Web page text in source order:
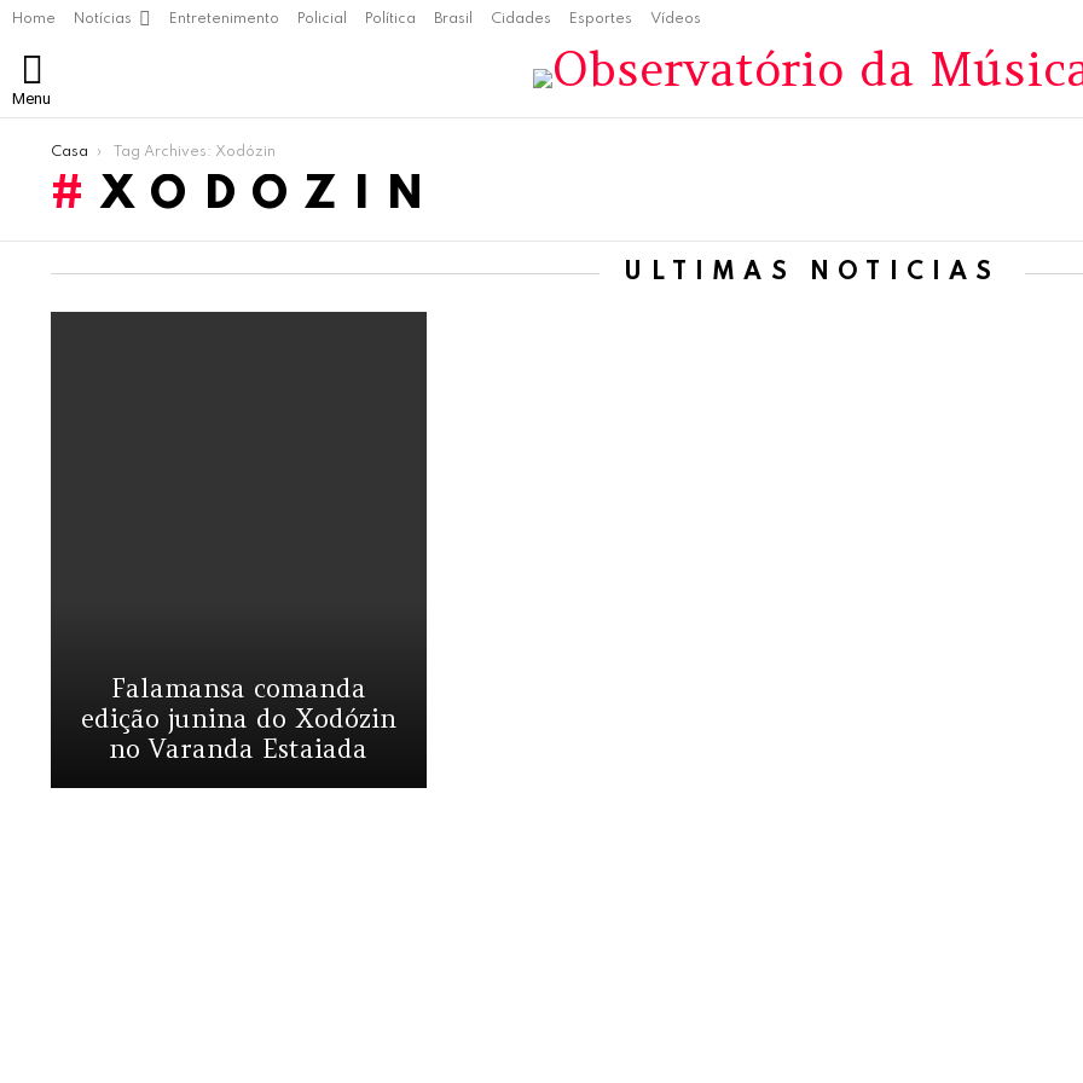
Home Notícias Entretenimento Policial Política Brasil Cidades Esportes Vídeos
Menu
Você está aqui:
Casa Tag Archives: Xodózin
XODÓZIN
ÚLTIMAS NOTÍCIAS
Falamansa comanda
edição junina do Xodózin
no Varanda Estaiada